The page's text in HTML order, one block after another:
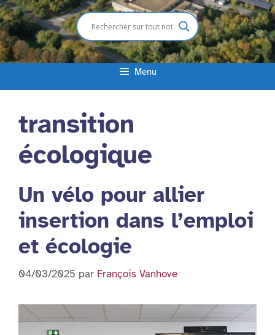
Menu
transition
écologique
Un vélo pour allier
insertion dans l’emploi
et écologie
04/03/2025 par François Vanhove